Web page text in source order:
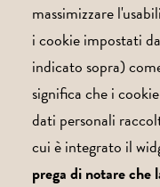
massimizzare
i cookie impostati
indicato sopra)
significa che i
dati personali
cui è integrato il
prega di notare che